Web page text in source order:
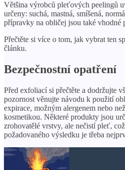
Většina výrobců pleťových peelingů
určeny: suchá, mastná, smíšená,
přípravky na obličej jsou také vhodné
Přečtěte si více o tom, jak vybrat ten
článku.
Bezpečnostní opatření
Před exfoliací si přečtěte a dodržujte
pozornost věnujte návodu k použití
expirace, možným alergenem nebo
kosmetikou. Některé produkty jsou
zrohovatělé vrstvy, ale nečistí pleť,
požadovaného výsledku je třeba